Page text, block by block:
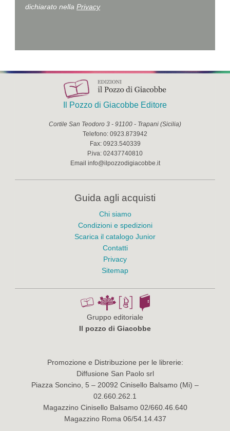
dichiarato nellaPrivacy
Il Pozzo di Giacobbe Editore
Cortile San Teodoro 3 - 91100 - Trapani (Sicilia)
Telefono: 0923.873942
Fax: 0923.540339
P.iva: 02437740810
Email info@ilpozzodigiacobbe.it
Guida agli acquisti
Chi siamo
Condizioni e spedizioni
Scarica il catalogo Junior
Contatti
Privacy
Sitemap
Gruppo editoriale
Il pozzo di Giacobbe
Promozione e Distribuzione per le librerie:
Diffusione San Paolo srl
Piazza Soncino, 5 – 20092 Cinisello Balsamo (Mi) –
02.660.262.1
Magazzino Cinisello Balsamo 02/660.46.640
Magazzino Roma 06/54.14.437